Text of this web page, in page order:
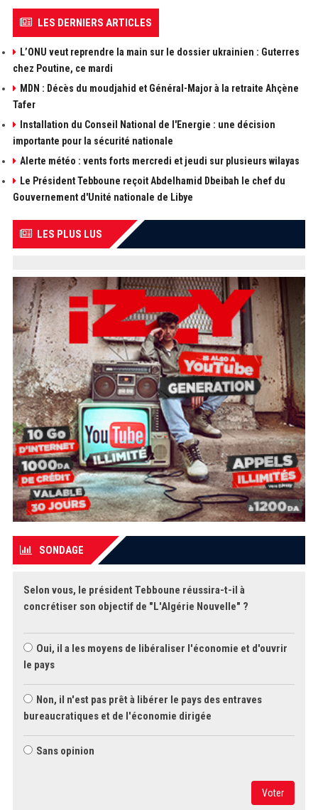
LES DERNIERS ARTICLES
L’ONU veut reprendre la main sur le dossier ukrainien : Guterres
chez Poutine, ce mardi
MDN : Décès du moudjahid et Général-Major à la retraite Ahçène
Tafer
Installation du Conseil National de l'Energie : une décision
importante pour la sécurité nationale
Alerte météo : vents forts mercredi et jeudi sur plusieurs wilayas
Le Président Tebboune reçoit Abdelhamid Dbeibah le chef du
Gouvernement d'Unité nationale de Libye
LES PLUS LUS
SONDAGE
Selon vous, le président Tebboune réussira-t-il à
concrétiser son objectif de "L'Algérie Nouvelle" ?
Oui, il a les moyens de libéraliser l'économie et d'ouvrir
le pays
Non, il n'est pas prêt à libérer le pays des entraves
bureaucratiques et de l'économie dirigée
Sans opinion
Voter